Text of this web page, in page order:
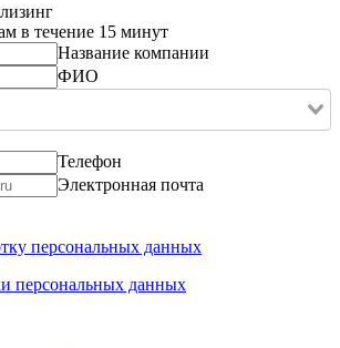
в течение 15 минут
Название компании
ФИО
Телефон
Электронная почта
персональных данных
персональных данных